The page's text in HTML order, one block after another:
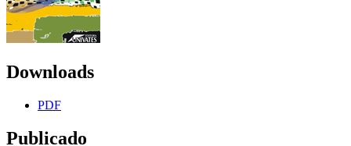
Downloads
PDF
Publicado